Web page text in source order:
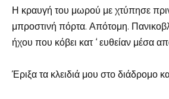
Η κραυγή του μωρού με χτύπησε
μπροστινή πόρτα. Απότομη.
ήχου που κόβει κατ ‘ ευθείαν μέσα
Έριξα τα κλειδιά μου στο διάδρομο